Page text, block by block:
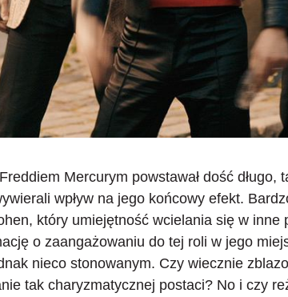
Mercurym powstawał dość długo,
wpływ na jego końcowy efekt.
który umiejętność wcielania się w inne
o zaangażowaniu do tej roli w jego
nieco stonowanym. Czy wiecznie
tak charyzmatycznej postaci? No i czy